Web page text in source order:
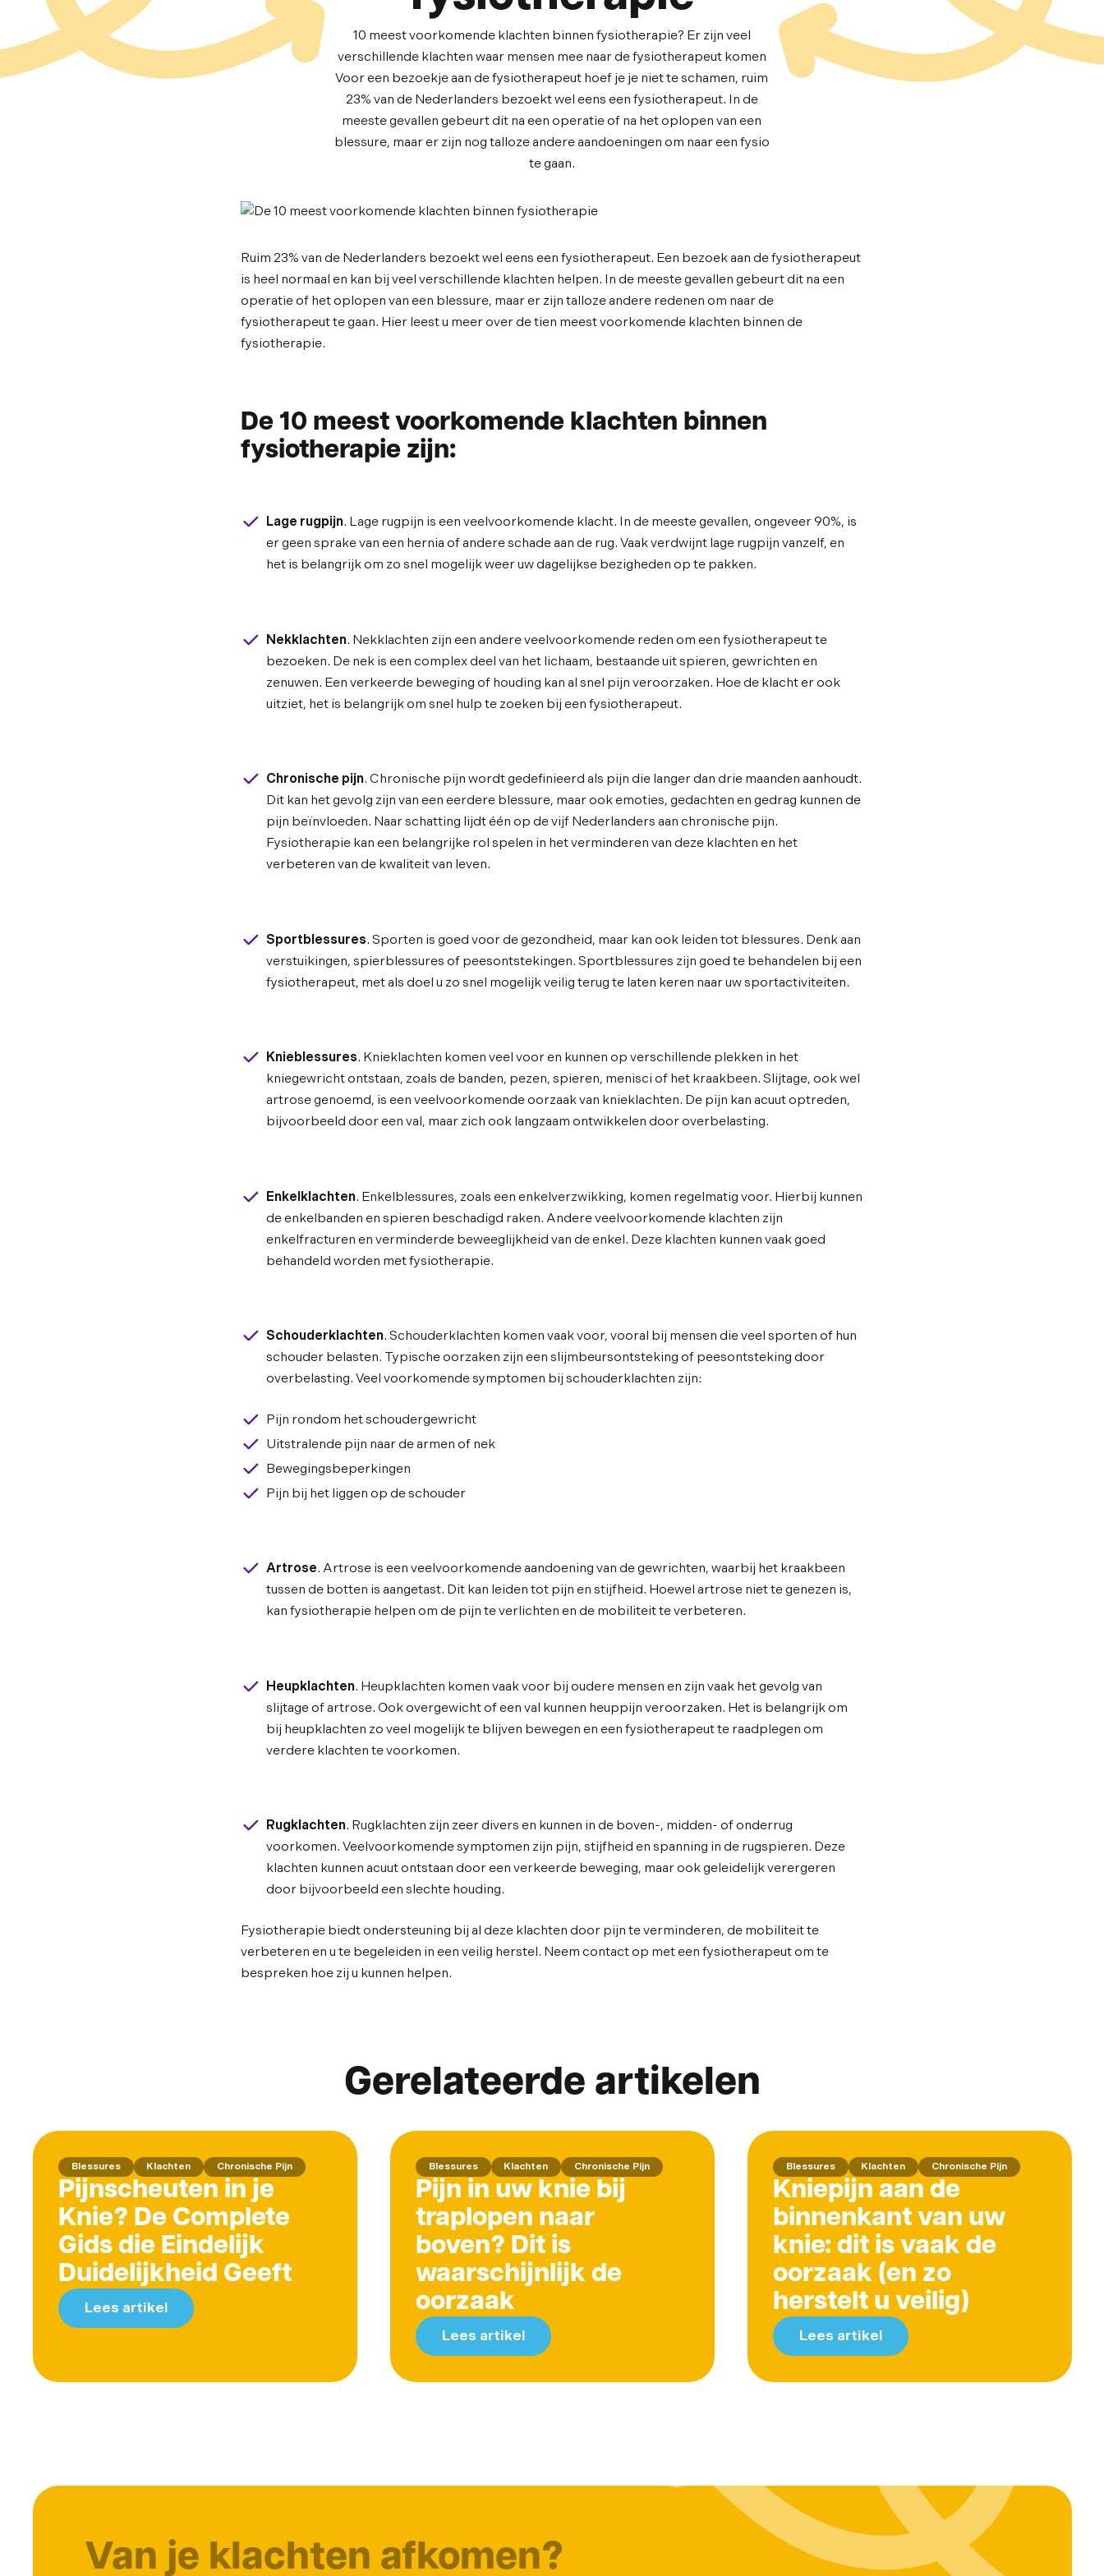
10 meest voorkomende klachten binnen fysiotherapie? Er zijn veel
verschillende klachten waar mensen mee naar de fysiotherapeut komen
Voor een bezoekje aan de fysiotherapeut hoef je je niet te schamen, ruim
23% van de Nederlanders bezoekt wel eens een fysiotherapeut. In de
meeste gevallen gebeurt dit na een operatie of na het oplopen van een
blessure, maar er zijn nog talloze andere aandoeningen om naar een fysio
te gaan.
Ruim 23% van de Nederlanders bezoekt wel eens een fysiotherapeut. Een bezoek aan de fysiotherapeut
is heel normaal en kan bij veel verschillende klachten helpen. In de meeste gevallen gebeurt dit na een
operatie of het oplopen van een blessure, maar er zijn talloze andere redenen om naar de
fysiotherapeut te gaan. Hier leest u meer over de tien meest voorkomende klachten binnen de
fysiotherapie.
De 10 meest voorkomende klachten binnen
fysiotherapie zijn:
Lage rugpijn. Lage rugpijn is een veelvoorkomende klacht. In de meeste gevallen, ongeveer 90%, is
er geen sprake van een hernia of andere schade aan de rug. Vaak verdwijnt lage rugpijn vanzelf, en
het is belangrijk om zo snel mogelijk weer uw dagelijkse bezigheden op te pakken.
Nekklachten. Nekklachten zijn een andere veelvoorkomende reden om een fysiotherapeut te
bezoeken. De nek is een complex deel van het lichaam, bestaande uit spieren, gewrichten en
zenuwen. Een verkeerde beweging of houding kan al snel pijn veroorzaken. Hoe de klacht er ook
uitziet, het is belangrijk om snel hulp te zoeken bij een fysiotherapeut.
Chronische pijn. Chronische pijn wordt gedefinieerd als pijn die langer dan drie maanden aanhoudt.
Dit kan het gevolg zijn van een eerdere blessure, maar ook emoties, gedachten en gedrag kunnen de
pijn beïnvloeden. Naar schatting lijdt één op de vijf Nederlanders aan chronische pijn.
Fysiotherapie kan een belangrijke rol spelen in het verminderen van deze klachten en het
verbeteren van de kwaliteit van leven.
Sportblessures. Sporten is goed voor de gezondheid, maar kan ook leiden tot blessures. Denk aan
verstuikingen, spierblessures of peesontstekingen. Sportblessures zijn goed te behandelen bij een
fysiotherapeut, met als doel u zo snel mogelijk veilig terug te laten keren naar uw sportactiviteiten.
Knieblessures. Knieklachten komen veel voor en kunnen op verschillende plekken in het
kniegewricht ontstaan, zoals de banden, pezen, spieren, menisci of het kraakbeen. Slijtage, ook wel
artrose genoemd, is een veelvoorkomende oorzaak van knieklachten. De pijn kan acuut optreden,
bijvoorbeeld door een val, maar zich ook langzaam ontwikkelen door overbelasting.
Enkelklachten. Enkelblessures, zoals een enkelverzwikking, komen regelmatig voor. Hierbij kunnen
de enkelbanden en spieren beschadigd raken. Andere veelvoorkomende klachten zijn
enkelfracturen en verminderde beweeglijkheid van de enkel. Deze klachten kunnen vaak goed
behandeld worden met fysiotherapie.
Schouderklachten. Schouderklachten komen vaak voor, vooral bij mensen die veel sporten of hun
schouder belasten. Typische oorzaken zijn een slijmbeursontsteking of peesontsteking door
overbelasting. Veel voorkomende symptomen bij schouderklachten zijn:
Pijn rondom het schoudergewricht
Uitstralende pijn naar de armen of nek
Bewegingsbeperkingen
Pijn bij het liggen op de schouder
Artrose. Artrose is een veelvoorkomende aandoening van de gewrichten, waarbij het kraakbeen
tussen de botten is aangetast. Dit kan leiden tot pijn en stijfheid. Hoewel artrose niet te genezen is,
kan fysiotherapie helpen om de pijn te verlichten en de mobiliteit te verbeteren.
Heupklachten. Heupklachten komen vaak voor bij oudere mensen en zijn vaak het gevolg van
slijtage of artrose. Ook overgewicht of een val kunnen heuppijn veroorzaken. Het is belangrijk om
bij heupklachten zo veel mogelijk te blijven bewegen en een fysiotherapeut te raadplegen om
verdere klachten te voorkomen.
Rugklachten. Rugklachten zijn zeer divers en kunnen in de boven-, midden- of onderrug
voorkomen. Veelvoorkomende symptomen zijn pijn, stijfheid en spanning in de rugspieren. Deze
klachten kunnen acuut ontstaan door een verkeerde beweging, maar ook geleidelijk verergeren
door bijvoorbeeld een slechte houding.
Fysiotherapie biedt ondersteuning bij al deze klachten door pijn te verminderen, de mobiliteit te
verbeteren en u te begeleiden in een veilig herstel. Neem contact op met een fysiotherapeut om te
bespreken hoe zij u kunnen helpen.
Gerelateerde artikelen
Blessures Klachten Chronische Pijn
Pijnscheuten in je
Knie? De Complete
Gids die Eindelijk
Duidelijkheid Geeft
Lees artikel
Blessures Klachten Chronische Pijn
Pijn in uw knie bij
traplopen naar
boven? Dit is
waarschijnlijk de
oorzaak
Lees artikel
Blessures Klachten Chronische Pijn
Kniepijn aan de
binnenkant van uw
knie: dit is vaak de
oorzaak (en zo
herstelt u veilig)
Lees artikel
Van je klachten afkomen?